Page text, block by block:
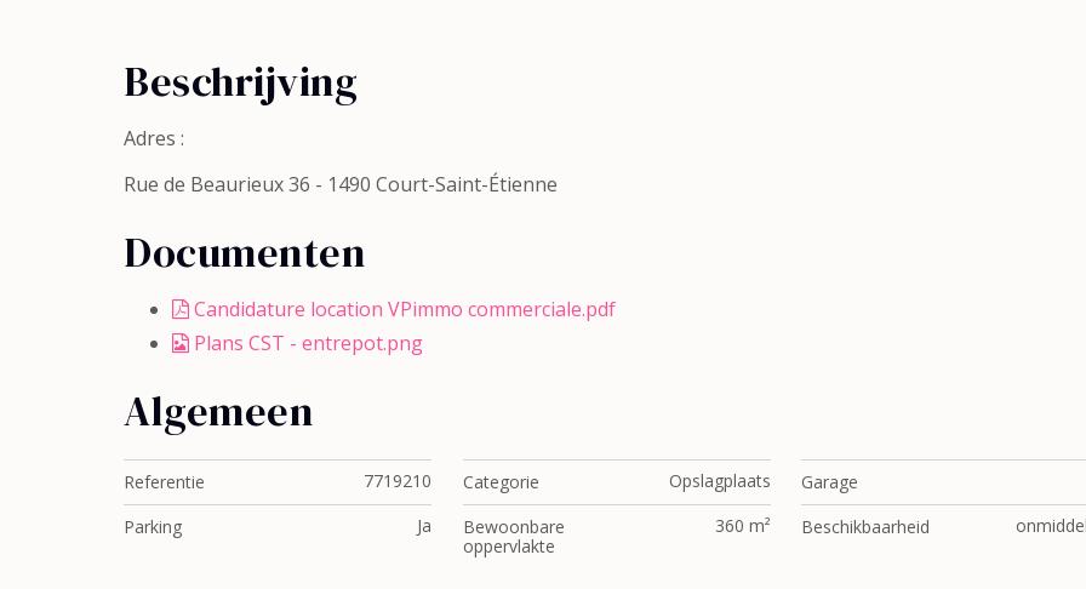
Beschrijving
Adres :
Rue de Beaurieux 36 - 1490 Court-Saint-Étienne
Documenten
Candidature location VPimmo commerciale.pdf
Plans CST - entrepot.png
Algemeen
Referentie 7719210 Categorie Opslagplaats
Garage
Parking
Ja
Bewoonbare
oppervlakte
360 m² Beschikbaarheid